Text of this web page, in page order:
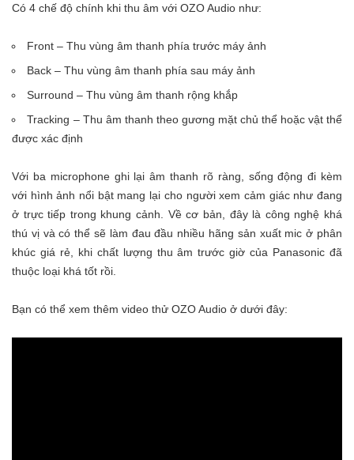
Có 4 chế độ chính khi thu âm với OZO Audio như:
Front – Thu vùng âm thanh phía trước máy ảnh
Back – Thu vùng âm thanh phía sau máy ảnh
Surround – Thu vùng âm thanh rộng khắp
Tracking – Thu âm thanh theo gương mặt chủ thể hoặc vật thể
được xác định
Với ba microphone ghi lại âm thanh rõ ràng, sống động đi kèm
với hình ảnh nổi bật mang lại cho người xem cảm giác như đang
ở trực tiếp trong khung cảnh. Về cơ bản, đây là công nghệ khá
thú vị và có thể sẽ làm đau đầu nhiều hãng sản xuất mic ở phân
khúc giá rẻ, khi chất lượng thu âm trước giờ của Panasonic đã
thuộc loại khá tốt rồi.
Bạn có thể xem thêm video thử OZO Audio ở dưới đây: